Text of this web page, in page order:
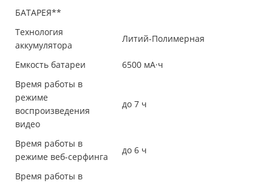
БАТАРЕЯ**
Технология
аккумулятора
Литий-Полимерная
Емкость батареи
6500 мА·ч
Время работы в
режиме
воспроизведения
видео
до 7 ч
Время работы в
режиме веб-серфинга
до 6 ч
Время работы в